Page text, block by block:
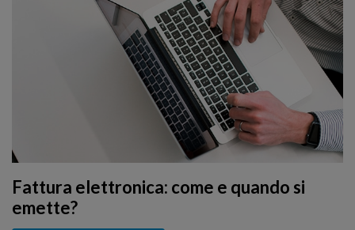
Fattura elettronica: come e quando si
emette?